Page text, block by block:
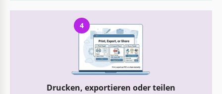
4
Drucken, exportieren oder teilen